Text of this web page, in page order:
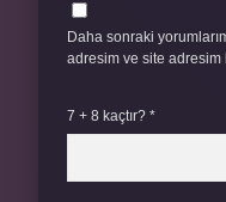
Daha sonraki
adresim ve site adresim
7 + 8 kaçtır? *